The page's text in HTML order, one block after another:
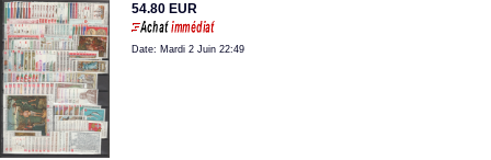
54.80 EUR
Date: Mardi 2 Juin 22:49